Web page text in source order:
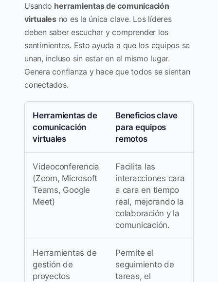
Usando herramientas de comunicación
virtualesno es la única clave. Los líderes
deben saber escuchar y comprender los
sentimientos. Esto ayuda a que los equipos se
unan, incluso sin estar en el mismo lugar.
Genera confianza y hace que todos se sientan
conectados.
Herramientas de
comunicación
virtuales
Beneficios clave
para equipos
remotos
Videoconferencia
(Zoom, Microsoft
Teams, Google
Meet)
Facilita las
interacciones cara
a cara en tiempo
real, mejorando la
colaboración y la
comunicación.
Herramientas de
gestión de
proyectos
Permite el
seguimiento de
tareas, el